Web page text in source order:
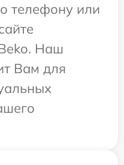
телефону или
Наш
Вам для